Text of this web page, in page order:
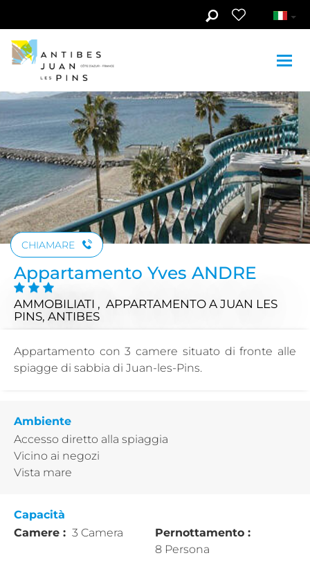
Guarda le foto (2)
CHIAMARE
Appartamento Yves ANDRE
AMMOBILIATI , APPARTAMENTO A JUAN LES
PINS, ANTIBES
Appartamento con 3 camere situato di fronte alle
spiagge di sabbia di Juan-les-Pins.
Ambiente
Accesso diretto alla spiaggia
Vicino ai negozi
Vista mare
Capacità
Camere : 3 Camera
Pernottamento :
8 Persona